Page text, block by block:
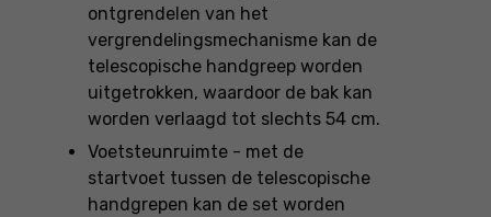
ontgrendelen van het
vergrendelingsmechanisme kan de
telescopische handgreep worden
uitgetrokken, waardoor de bak kan
worden verlaagd tot slechts 54 cm.
Voetsteunruimte - met de
startvoet tussen de telescopische
handgrepen kan de set worden